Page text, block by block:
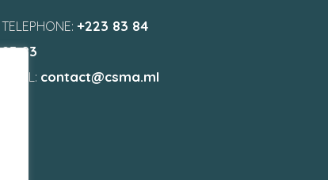
TELEPHONE: +223 83 84
83 83
EMAIL: contact@csma.ml